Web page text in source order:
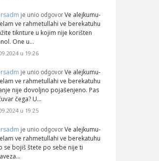
je unio odgovor Ve alejkumu-
ve rahmetullahi ve berekatuhu
tiknture u kojim nije korišten
One u…
u 19:26
je unio odgovor Ve alejkumu-
ve rahmetullahi ve berekatuhu
nije dovoljno pojašenjeno. Pas
čega? U…
u 19:25
je unio odgovor Ve alejkumu-
ve rahmetullahi ve berekatuhu
se bojiš štete po sebe nije ti